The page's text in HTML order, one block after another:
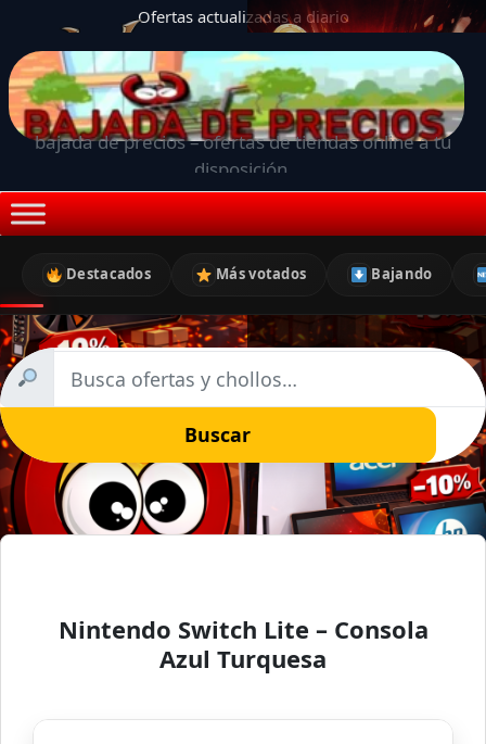
Ofertas actualizadas a diario
bajada de precios – ofertas de tiendas online a tu
disposición.
Destacados Más votados Bajando
Buscar
Nintendo Switch Lite – Consola
Azul Turquesa